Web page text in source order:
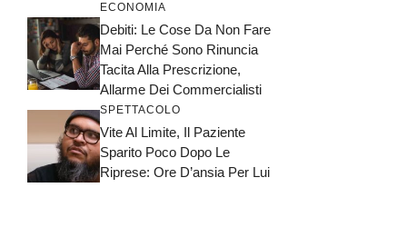
ECONOMIA
Debiti: Le Cose Da Non Fare
Mai Perché Sono Rinuncia
Tacita Alla Prescrizione,
Allarme Dei Commercialisti
SPETTACOLO
Vite Al Limite, Il Paziente
Sparito Poco Dopo Le
Riprese: Ore D’ansia Per Lui